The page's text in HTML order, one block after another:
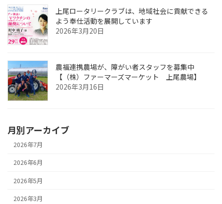
上尾ロータリークラブは、地域社会に貢献できる
よう奉仕活動を展開しています
2026年3月20日
農福連携農場が、障がい者スタッフを募集中
【（株）ファーマーズマーケット 上尾農場】
2026年3月16日
月別アーカイブ
2026年7月
2026年6月
2026年5月
2026年3月